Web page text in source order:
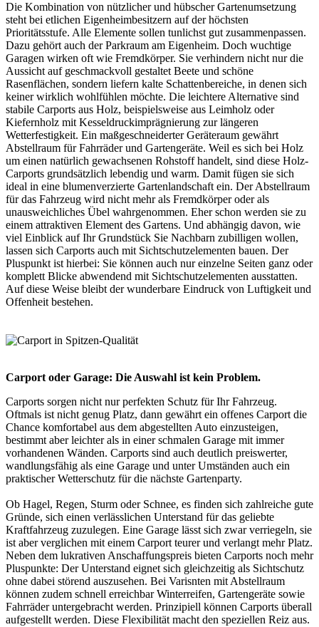
Die Kombination von nützlicher und hübscher Gartenumsetzung
steht bei etlichen Eigenheimbesitzern auf der höchsten
Prioritätsstufe. Alle Elemente sollen tunlichst gut zusammenpassen.
Dazu gehört auch der Parkraum am Eigenheim. Doch wuchtige
Garagen wirken oft wie Fremdkörper. Sie verhindern nicht nur die
Aussicht auf geschmackvoll gestaltet Beete und schöne
Rasenflächen, sondern liefern kalte Schattenbereiche, in denen sich
keiner wirklich wohlfühlen möchte. Die leichtere Alternative sind
stabile Carports aus Holz, beispielsweise aus Leimholz oder
Kiefernholz mit Kesseldruckimprägnierung zur längeren
Wetterfestigkeit. Ein maßgeschneiderter Geräteraum gewährt
Abstellraum für Fahrräder und Gartengeräte. Weil es sich bei Holz
um einen natürlich gewachsenen Rohstoff handelt, sind diese Holz-
Carports grundsätzlich lebendig und warm. Damit fügen sie sich
ideal in eine blumenverzierte Gartenlandschaft ein. Der Abstellraum
für das Fahrzeug wird nicht mehr als Fremdkörper oder als
unausweichliches Übel wahrgenommen. Eher schon werden sie zu
einem attraktiven Element des Gartens. Und abhängig davon, wie
viel Einblick auf Ihr Grundstück Sie Nachbarn zubilligen wollen,
lassen sich Carports auch mit Sichtschutzelementen bauen. Der
Pluspunkt ist hierbei: Sie können auch nur einzelne Seiten ganz oder
komplett Blicke abwendend mit Sichtschutzelementen ausstatten.
Auf diese Weise bleibt der wunderbare Eindruck von Luftigkeit und
Offenheit bestehen.
Carport oder Garage: Die Auswahl ist kein Problem.
Carports sorgen nicht nur perfekten Schutz für Ihr Fahrzeug.
Oftmals ist nicht genug Platz, dann gewährt ein offenes Carport die
Chance komfortabel aus dem abgestellten Auto einzusteigen,
bestimmt aber leichter als in einer schmalen Garage mit immer
vorhandenen Wänden. Carports sind auch deutlich preiswerter,
wandlungsfähig als eine Garage und unter Umständen auch ein
praktischer Wetterschutz für die nächste Gartenparty.
Ob Hagel, Regen, Sturm oder Schnee, es finden sich zahlreiche gute
Gründe, sich einen verlässlichen Unterstand für das geliebte
Kraftfahrzeug zuzulegen. Eine Garage lässt sich zwar verriegeln, sie
ist aber verglichen mit einem Carport teurer und verlangt mehr Platz.
Neben dem lukrativen Anschaffungspreis bieten Carports noch mehr
Pluspunkte: Der Unterstand eignet sich gleichzeitig als Sichtschutz
ohne dabei störend auszusehen. Bei Varisnten mit Abstellraum
können zudem schnell erreichbar Winterreifen, Gartengeräte sowie
Fahrräder untergebracht werden. Prinzipiell können Carports überall
aufgestellt werden. Diese Flexibilität macht den speziellen Reiz aus.